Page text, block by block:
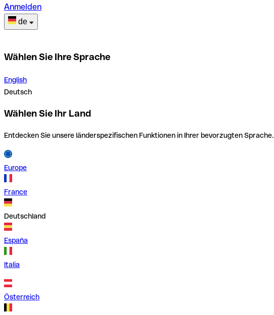
Anmelden
de
Wählen Sie Ihre Sprache
English
Deutsch
Wählen Sie Ihr Land
Entdecken Sie unsere länderspezifischen Funktionen in Ihrer bevorzugten Sprache.
Europe
France
Deutschland
España
Italia
Österreich